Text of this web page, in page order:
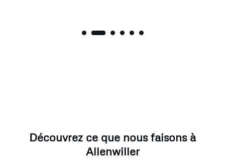
Découvrez ce que nous faisons à
Allenwiller